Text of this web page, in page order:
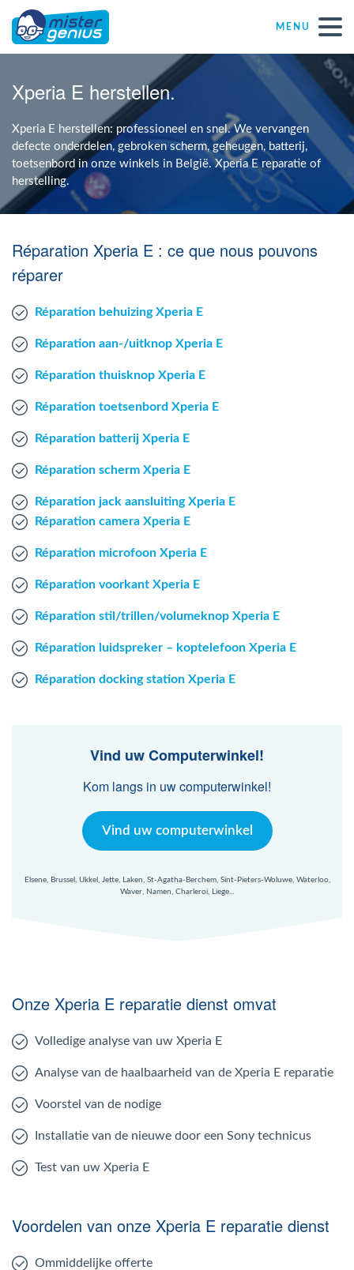
MENU
Réparations – Dépannages (nl)
Computerwinkels in Belgïe
Zelfstandige
Windows Agent
Fr Nl
Xperia E herstellen.
Xperia E herstellen: professioneel en snel. We vervangen
defecte onderdelen, gebroken scherm, geheugen, batterij,
toetsenbord in onze winkels in België. Xperia E reparatie of
herstelling.
Réparation Xperia E : ce que nous pouvons
réparer
Réparation behuizing Xperia E
Réparation aan-/uitknop Xperia E
Réparation thuisknop Xperia E
Réparation toetsenbord Xperia E
Réparation batterij Xperia E
Réparation scherm Xperia E
Réparation jack aansluiting Xperia E
Réparation camera Xperia E
Réparation microfoon Xperia E
Réparation voorkant Xperia E
Réparation stil/trillen/volumeknop Xperia E
Réparation luidspreker – koptelefoon Xperia E
Réparation docking station Xperia E
Vind uw Computerwinkel!
Kom langs in uw computerwinkel!
Vind uw computerwinkel
Elsene, Brussel, Ukkel, Jette, Laken, St-Agatha-Berchem, Sint-Pieters-Woluwe, Waterloo,
Waver, Namen, Charleroi, Liege...
Onze Xperia E reparatie dienst omvat
Volledige analyse van uw Xperia E
Analyse van de haalbaarheid van de Xperia E reparatie
Voorstel van de nodige
Installatie van de nieuwe door een Sony technicus
Test van uw Xperia E
Voordelen van onze Xperia E reparatie dienst
Ommiddelijke offerte